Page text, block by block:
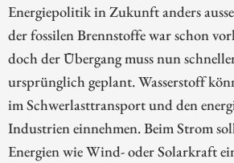
Energiepolitik in Zukunft anders
der fossilen Brennstoffe war schon
doch der Übergang muss nun
ursprünglich geplant. Wasserstoff
im Schwerlasttransport und den
Industrien einnehmen. Beim Strom
Energien wie Wind- oder Solarkraft